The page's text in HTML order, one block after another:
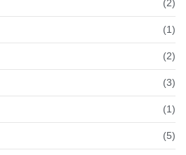
(2)
(1)
(2)
(3)
(1)
(5)